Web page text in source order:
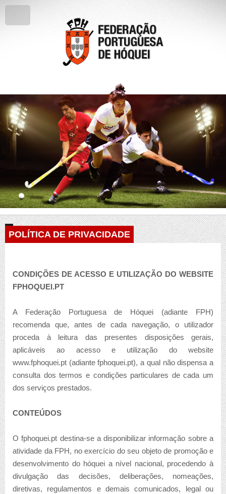
POLÍTICA DE PRIVACIDADE
CONDIÇÕES DE ACESSO E UTILIZAÇÃO DO WEBSITE
FPHOQUEI.PT
A Federação Portuguesa de Hóquei (adiante FPH)
recomenda que, antes de cada navegação, o utilizador
proceda à leitura das presentes disposições gerais,
aplicáveis ao acesso e utilização do website
www.fphoquei.pt (adiante fphoquei.pt), a qual não dispensa a
consulta dos termos e condições particulares de cada um
dos serviços prestados.
CONTEÚDOS
O fphoquei.pt destina-se a disponibilizar informação sobre a
atividade da FPH, no exercício do seu objeto de promoção e
desenvolvimento do hóquei a nível nacional, procedendo à
divulgação das decisões, deliberações, nomeações,
diretivas, regulamentos e demais comunicados, legal ou